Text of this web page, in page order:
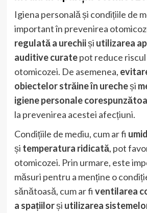
Igiena personală și condițiile de
important în prevenirea
regulată a urechiiși utilizarea
auditive curatepot reduce riscul
otomicozei. De asemenea,
obiectelor străine în urecheși
igiene personale
la prevenirea acestei afecțiuni.
Condițiile de mediu, cum ar fi
și temperatura ridicată, pot
otomicozei. Prin urmare, este
măsuri pentru a menține o
sănătoasă, cum ar fi ventilarea
a spațiilorși utilizarea